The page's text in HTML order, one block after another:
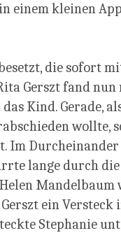
einem kleinen
die sofort
Gerszt fand
Kind. Gerade,
wollte,
Im
lange durch
Mandelbaum
ein Versteck
Stephanie